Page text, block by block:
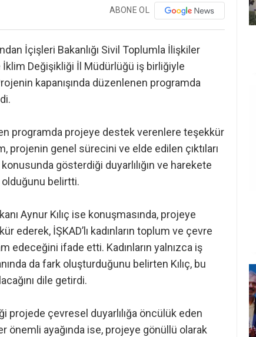
ABONE OL
İçişleri Bakanlığı Sivil Toplumla İlişkiler
Değişikliği İl Müdürlüğü iş birliğiyle
kapanışında düzenlenen programda
programda projeye destek verenlere teşekkür
projenin genel sürecini ve elde edilen çıktıları
gösterdiği duyarlılığın ve harekete
belirtti.
Aynur Kılıç ise konuşmasında, projeye
İŞKAD’lı kadınların toplum ve çevre
edeceğini ifade etti. Kadınların yalnızca iş
da fark oluşturduğunu belirten Kılıç, bu
dile getirdi.
projede çevresel duyarlılığa öncülük eden
önemli ayağında ise, projeye gönüllü olarak